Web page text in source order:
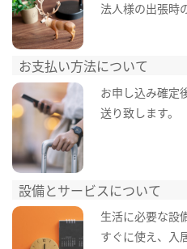
法人様の出張時
お支払い方法について
お申し込み確定
送り致します。
設備とサービスについて
生活に必要な設
すぐに使え、入